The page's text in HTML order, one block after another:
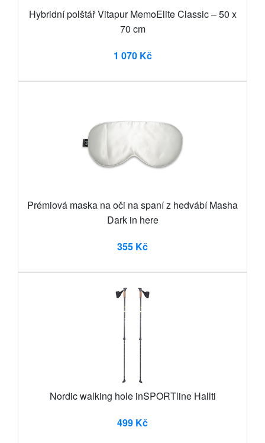
Hybridní polštář Vitapur MemoElite Classic – 50 x
70 cm
1 070 Kč
Prémiová maska na oči na spaní z hedvábí Masha
Dark in here
355 Kč
Nordic walking hole inSPORTline Hallti
499 Kč